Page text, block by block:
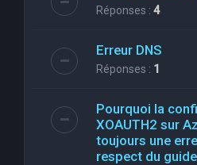
Réponses : 4
Erreur DNS
Réponses : 1
Pourquoi la
XOAUTH2 sur
toujours une
respect du